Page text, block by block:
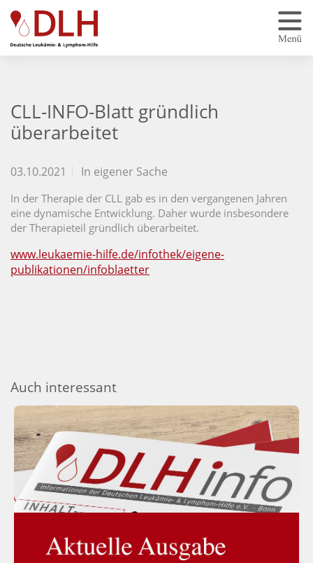
Zum Hauptinhalt springen
CLL-INFO-Blatt gründlich
überarbeitet
03.10.2021 In eigener Sache
In der Therapie der CLL gab es in den vergangenen Jahren
eine dynamische Entwicklung. Daher wurde insbesondere
der Therapieteil gründlich überarbeitet.
www.leukaemie-hilfe.de/infothek/eigene-
publikationen/infoblaetter
Auch interessant